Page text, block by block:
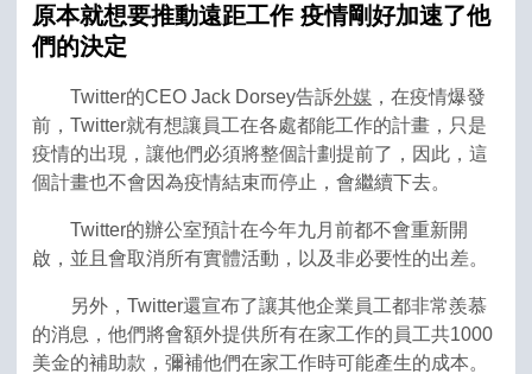
原本就想要推動遠距工作 疫情剛好加速了他
們的決定
Twitter的CEO Jack Dorsey告訴外媒 ，在疫情爆發
前，Twitter就有想讓員工在各處都能工作的計畫，只是
疫情的出現，讓他們必須將整個計劃提前了，因此，這
個計畫也不會因為疫情結束而停止，會繼續下去。
Twitter的辦公室預計在今年九月前都不會重新開
啟，並且會取消所有實體活動，以及非必要性的出差。
另外，Twitter還宣布了讓其他企業員工都非常羨慕
的消息，他們將會額外提供所有在家工作的員工共1000
美金的補助款，彌補他們在家工作時可能產生的成本。